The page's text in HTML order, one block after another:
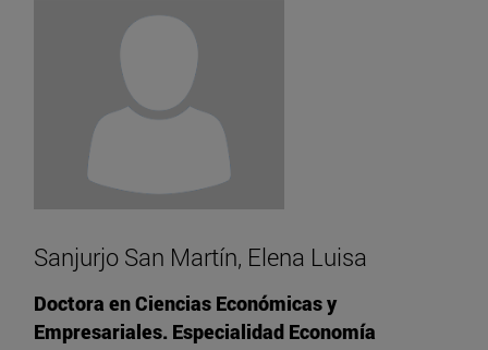
Sanjurjo San Martín, Elena Luisa
Doctora en Ciencias Económicas y
Empresariales. Especialidad Economía